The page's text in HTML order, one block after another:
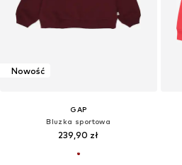
Nowość
GAP
Bluzka sportowa
239,90 zł